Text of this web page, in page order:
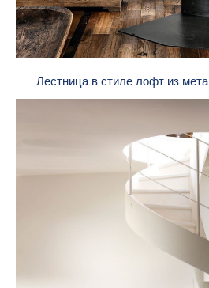
Лестница в стиле лофт из